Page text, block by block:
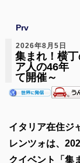
Prv
2026年8月5日
集まれ！横
ア人の46年
て開催～
イタリア在住ジ
レンツォは、
クイベント「集